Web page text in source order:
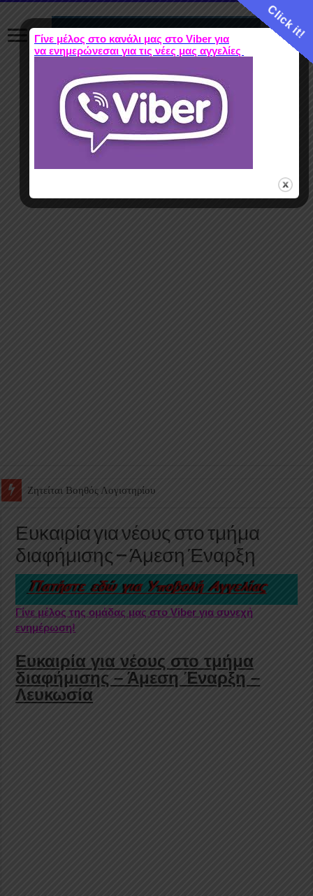
Ζητείται Υπάλληλος για γέμισμα και ανεφοδιασμό αυτόματων
Ευκαιρία για νέους στο τμήμα
διαφήμισης – Άμεση Έναρξη
Γίνε μέλος της ομάδας μας στο Viber για συνεχή
ενημέρωση!
Ευκαιρία για νέους στο τμήμα
διαφήμισης – Άμεση Έναρξη –
Λευκωσία
Click it!
Γίνε μέλος στο κανάλι μας στο Viber για
να ενημερώνεσαι για τις νέες μας αγγελίες